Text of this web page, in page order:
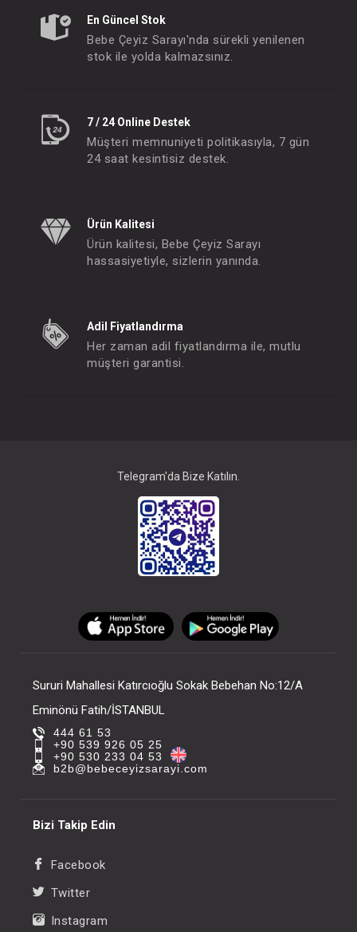
En Güncel Stok
Bebe Çeyiz Sarayı'nda sürekli yenilenen
stok ile yolda kalmazsınız.
7 / 24 Online Destek
Müşteri memnuniyeti politikasıyla, 7 gün
24 saat kesintisiz destek.
Ürün Kalitesi
Ürün kalitesi, Bebe Çeyiz Sarayı
hassasiyetiyle, sizlerin yanında.
Adil Fiyatlandırma
Her zaman adil fiyatlandırma ile, mutlu
müşteri garantisi.
Telegram'da Bize Katılın.
Sururi Mahallesi Katırcıoğlu Sokak Bebehan No:12/A
Eminönü Fatih/İSTANBUL
444 61 53
+90 539 926 05 25
+90 530 233 04 53
b2b@bebeceyizsarayi.com
Bizi Takip Edin
Facebook
Twitter
Instagram